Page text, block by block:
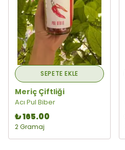
SEPETE EKLE
Meriç Çiftliği
Acı Pul Biber
₺ 165.00
2 Gramaj